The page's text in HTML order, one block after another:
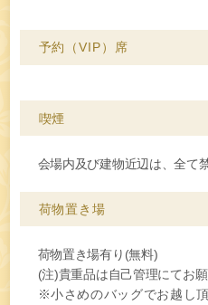
予約（VIP）席
喫煙
会場内及び建物近辺は、全て
荷物置き場
荷物置き場有り(無料)
(注)貴重品は自己管理にてお願
※小さめのバッグでお越し